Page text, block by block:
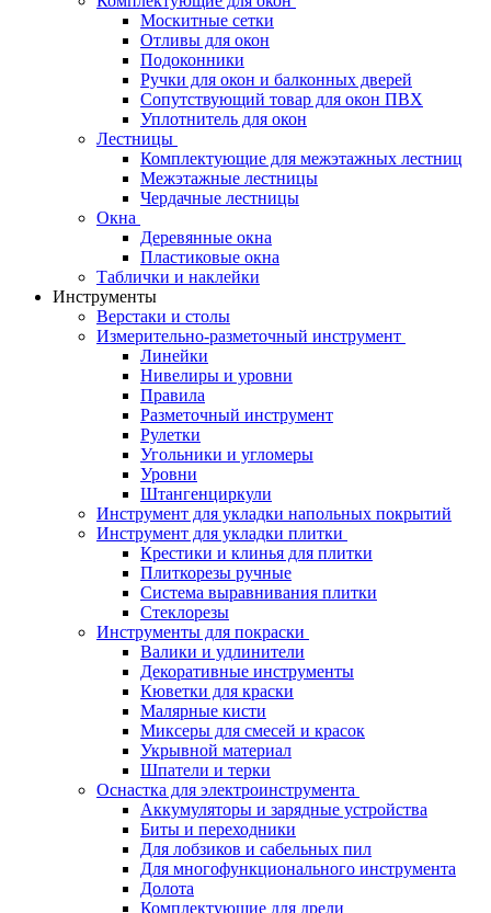
Москитные сетки
Отливы для окон
Подоконники
Ручки для окон и балконных дверей
Сопутствующий товар для окон ПВХ
Уплотнитель для окон
Лестницы
Комплектующие для межэтажных лестниц
Межэтажные лестницы
Чердачные лестницы
Окна
Деревянные окна
Пластиковые окна
Таблички и наклейки
Инструменты
Верстаки и столы
Измерительно-разметочный инструмент
Линейки
Нивелиры и уровни
Правила
Разметочный инструмент
Рулетки
Угольники и угломеры
Уровни
Штангенциркули
Инструмент для укладки напольных покрытий
Инструмент для укладки плитки
Крестики и клинья для плитки
Плиткорезы ручные
Система выравнивания плитки
Стеклорезы
Инструменты для покраски
Валики и удлинители
Декоративные инструменты
Кюветки для краски
Малярные кисти
Миксеры для смесей и красок
Укрывной материал
Шпатели и терки
Оснастка для электроинструмента
Аккумуляторы и зарядные устройства
Биты и переходники
Для лобзиков и сабельных пил
Для многофункционального инструмента
Долота
Комплектующие для дрели